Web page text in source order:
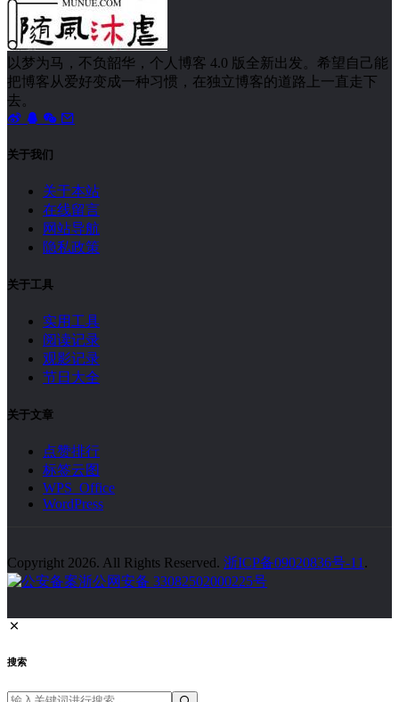
以梦为马，不负韶华，个人博客 4.0 版全新出发。希望自己能
把博客从爱好变成一种习惯，在独立博客的道路上一直走下
去。
关于我们
关于本站
在线留言
网站导航
隐私政策
关于工具
实用工具
阅读记录
观影记录
节日大全
关于文章
点赞排行
标签云图
WPS Office
WordPress
Copyright 2026. All Rights Reserved. 浙ICP备09020836号-11 .
浙公网安备 33082502000225号
搜索